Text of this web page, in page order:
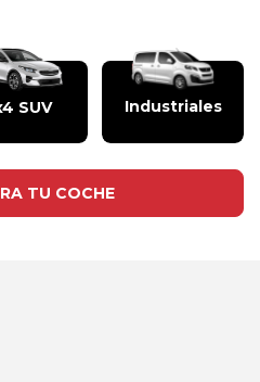
SUV Industriales
TU COCHE